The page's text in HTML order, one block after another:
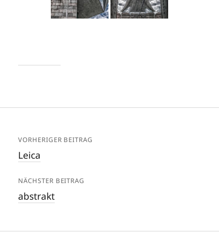
VORHERIGER BEITRAG
Leica
NÄCHSTER BEITRAG
abstrakt